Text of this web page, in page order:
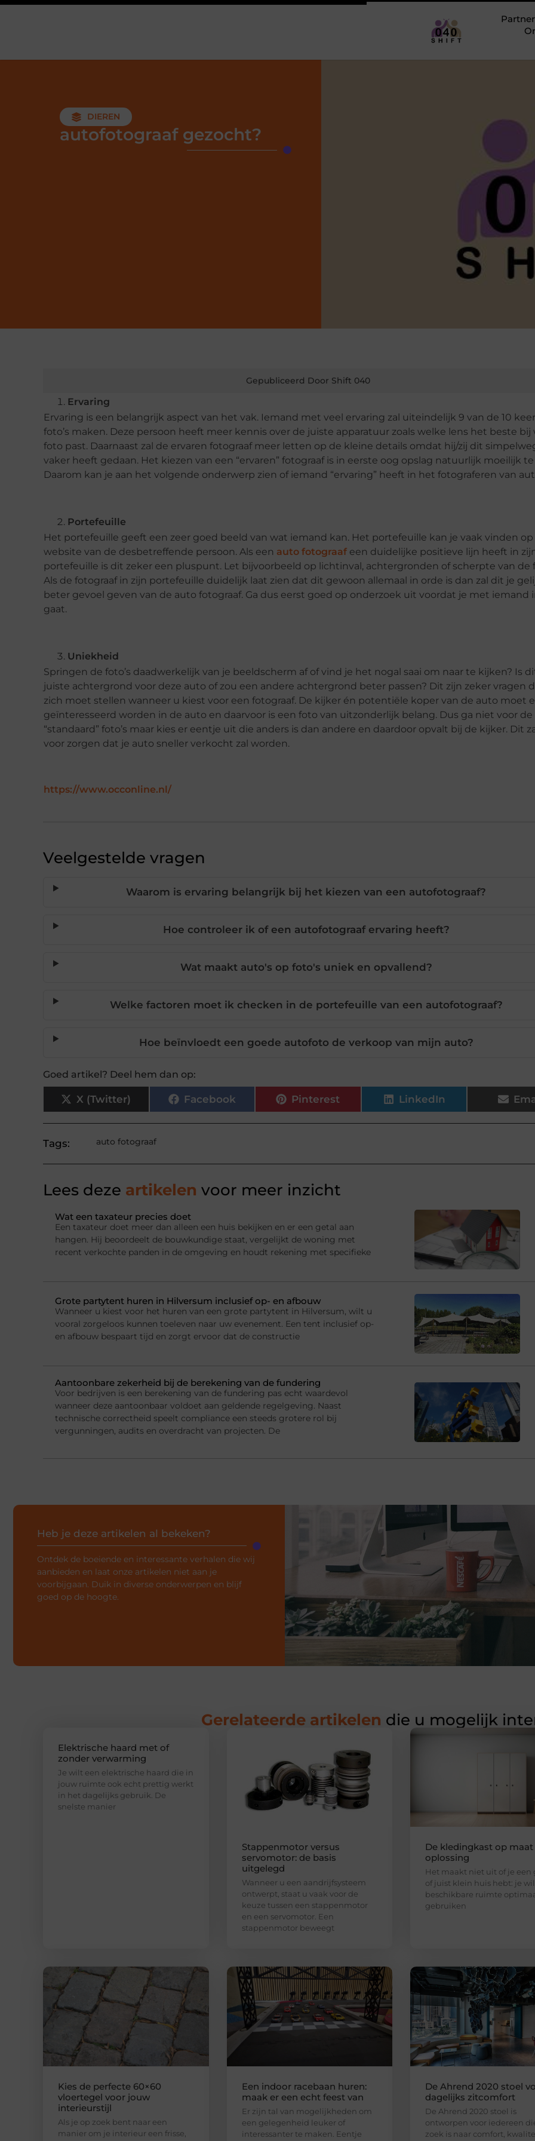
DIEREN
autofotograaf gezocht?
Gepubliceerd Door Shift 040
Ervaring
Ervaring is een belangrijk aspect van het vak. Iemand met veel ervaring zal uiteindelijk 9 van de 10
foto’s maken. Deze persoon heeft meer kennis over de juiste apparatuur zoals welke lens het beste bij
foto past. Daarnaast zal de ervaren fotograaf meer letten op de kleine details omdat hij/zij dit
vaker heeft gedaan. Het kiezen van een “ervaren” fotograaf is in eerste oog opslag natuurlijk moeilijk
Daarom kan je aan het volgende onderwerp zien of iemand “ervaring” heeft in het fotograferen van
Portefeuille
Het portefeuille geeft een zeer goed beeld van wat iemand kan. Het portefeuille kan je vaak vinden
website van de desbetreffende persoon. Als een auto fotograaf een duidelijke positieve lijn heeft in
portefeuille is dit zeker een pluspunt. Let bijvoorbeeld op lichtinval, achtergronden of scherpte van de
Als de fotograaf in zijn portefeuille duidelijk laat zien dat dit gewoon allemaal in orde is dan zal dit je
beter gevoel geven van de auto fotograaf. Ga dus eerst goed op onderzoek uit voordat je met iemand
gaat.
Uniekheid
Springen de foto’s daadwerkelijk van je beeldscherm af of vind je het nogal saai om naar te kijken? Is
juiste achtergrond voor deze auto of zou een andere achtergrond beter passen? Dit zijn zeker vragen
zich moet stellen wanneer u kiest voor een fotograaf. De kijker én potentiële koper van de auto moet
geïnteresseerd worden in de auto en daarvoor is een foto van uitzonderlijk belang. Dus ga niet voor
“standaard” foto’s maar kies er eentje uit die anders is dan andere en daardoor opvalt bij de kijker. Dit
voor zorgen dat je auto sneller verkocht zal worden.
https://www.occonline.nl/
Veelgestelde vragen
Waarom is ervaring belangrijk bij het kiezen van een autofotograaf?
Hoe controleer ik of een autofotograaf ervaring heeft?
Wat maakt auto's op foto's uniek en opvallend?
Welke factoren moet ik checken in de portefeuille van een autofotograaf?
Hoe beïnvloedt een goede autofoto de verkoop van mijn auto?
Goed artikel? Deel hem dan op:
X (Twitter) Facebook Pinterest LinkedIn
Tags: auto fotograaf
Lees deze artikelen voor meer inzicht
Wat een taxateur precies doet
Een taxateur doet meer dan alleen een huis bekijken en er een getal aan
hangen. Hij beoordeelt de bouwkundige staat, vergelijkt de woning met
recent verkochte panden in de omgeving en houdt rekening met specifieke
Grote partytent huren in Hilversum inclusief op- en afbouw
Wanneer u kiest voor het huren van een grote partytent in Hilversum, wilt u
vooral zorgeloos kunnen toeleven naar uw evenement. Een tent inclusief op-
en afbouw bespaart tijd en zorgt ervoor dat de constructie
Aantoonbare zekerheid bij de berekening van de fundering
Voor bedrijven is een berekening van de fundering pas echt waardevol
wanneer deze aantoonbaar voldoet aan geldende regelgeving. Naast
technische correctheid speelt compliance een steeds grotere rol bij
vergunningen, audits en overdracht van projecten. De
Heb je deze artikelen al bekeken?
Ontdek de boeiende en interessante verhalen die wij
aanbieden en laat onze artikelen niet aan je
voorbijgaan. Duik in diverse onderwerpen en blijf
goed op de hoogte.
Gerelateerde artikelen die u mogelijk
Elektrische haard met of
zonder verwarming
Je wilt een elektrische haard die in
jouw ruimte ook echt prettig werkt
in het dagelijks gebruik. De
snelste manier
Stappenmotor versus
servomotor: de basis
uitgelegd
Wanneer u een aandrijfsysteem
ontwerpt, staat u vaak voor de
keuze tussen een stappenmotor
en een servomotor. Een
stappenmotor beweegt
De kledingkast op maat
oplossing
Het maakt niet uit of je een
of juist klein huis hebt: je
beschikbare ruimte
gebruiken
Kies de perfecte 60×60
vloertegel voor jouw
interieurstijl
Als je op zoek bent naar een
manier om je interieur een frisse,
Een indoor racebaan huren:
maak er een echt feest van
Er zijn tal van mogelijkheden om
een gelegenheid leuker of
interessanter te maken. Eentje
De Ahrend 2020 stoel
dagelijks zitcomfort
De Ahrend 2020 stoel is
ontworpen voor iedereen
zoek is naar comfort,